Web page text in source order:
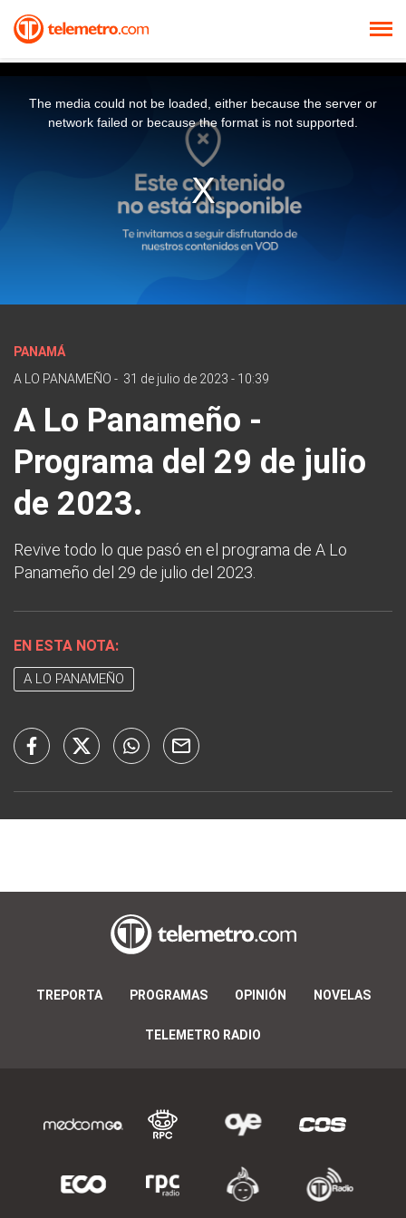
The media could not be loaded, either because the server or
network failed or because the format is not supported.
PANAMÁ
A LO PANAMEÑO - 31 de julio de 2023 - 10:39
A Lo Panameño -
Programa del 29 de julio
de 2023.
Revive todo lo que pasó en el programa de A Lo
Panameño del 29 de julio del 2023.
EN ESTA NOTA:
A LO PANAMEÑO
TREPORTA PROGRAMAS OPINIÓN NOVELAS
TELEMETRO RADIO